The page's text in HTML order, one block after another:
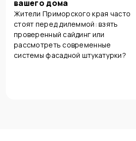
вашего дома
Жители Приморского края часто
стоят перед дилеммой: взять
проверенный сайдинг или
рассмотреть современные
системы фасадной штукатурки?